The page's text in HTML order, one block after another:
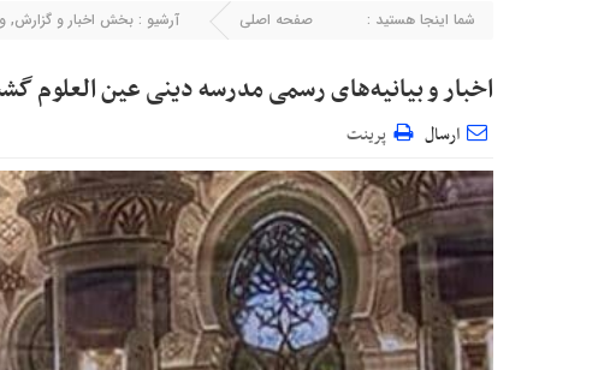
شما اینجا هستید : صفحه اصلی آرشیو : بخش اخبار و گزارش,
اخبار و بیانیه‌های رسمی مدرسه دینی عین العلوم
ارسال پرینت